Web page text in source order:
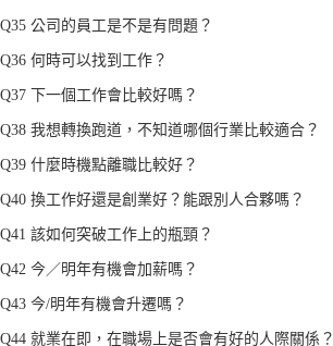
Q35 公司的員工是不是有問題？
Q36 何時可以找到工作？
Q37 下一個工作會比較好嗎？
Q38 我想轉換跑道，不知道哪個行業比較適合？
Q39 什麼時機點離職比較好？
Q40 換工作好還是創業好？能跟別人合夥嗎？
Q41 該如何突破工作上的瓶頸？
Q42 今／明年有機會加薪嗎？
Q43 今/明年有機會升遷嗎？
Q44 就業在即，在職場上是否會有好的人際關係？